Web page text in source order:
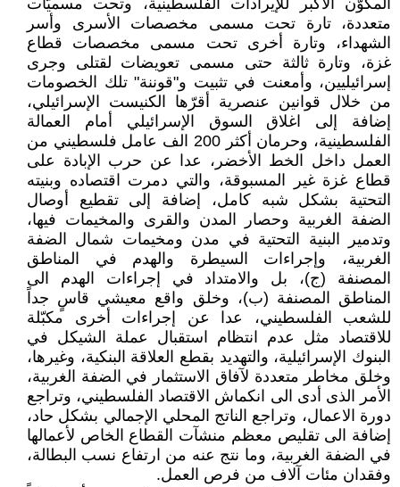
المكوّن الأكبر للإيرادات الفلسطينية، وتحت مسميّات
متعددة، تارة تحت مسمى مخصصات الأسرى وأسر
الشهداء، وتارة أخرى تحت مسمى مخصصات قطاع
غزة، وتارة ثالثة حتى مسمى تعويضات لقتلى وجرى
إسرائيليين، وأمعنت في تثبيت و"قوننة" تلك الخصومات
من خلال قوانين عنصرية أقرّها الكنيست الإسرائيلي،
إضافة إلى اغلاق السوق الإسرائيلي أمام العمالة
الفلسطينية، وحرمان أكثر 200 الف عامل فلسطيني من
العمل داخل الخط الأخضر، عدا عن حرب الإبادة على
قطاع غزة غير المسبوقة، والتي دمرت اقتصاده وبنيته
التحتية بشكل شبه كامل، إضافة إلى تقطيع أوصال
الضفة الغربية وحصار المدن والقرى والمخيمات فيها،
وتدمير البنية التحتية في مدن ومخيمات شمال الضفة
الغربية، وإجراءات السيطرة والهدم في المناطق
المصنفة (ج)، بل والامتداد في إجراءات الهدم الى
المناطق المصنفة (ب)، وخلق واقع معيشي قاسٍ جداً
للشعب الفلسطيني، عدا عن إجراءات أخرى مكبّلة
للاقتصاد مثل عدم انتظام استقبال عملة الشيكل في
البنوك الإسرائيلية، والتهديد بقطع العلاقة البنكية، وغيرها،
وخلق مخاطر متعددة لآفاق الاستثمار في الضفة الغربية،
الأمر الذى أدى الى انكماش الاقتصاد الفلسطيني، وتراجع
دورة الاعمال، وتراجع الناتج المحلي الإجمالي بشكل حاد،
إضافة الى تقليص معظم منشآت القطاع الخاص لأعمالها
في الضفة الغربية، وما نتج عنه من ارتفاع نسب البطالة،
وفقدان مئات آلاف من فرص العمل.